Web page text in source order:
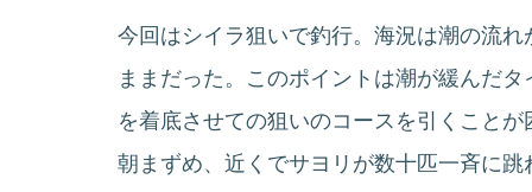
今回はシイラ狙いで釣行。海況は潮の流
ままだった。このポイントは潮が緩んだ
を着底させての狙いのコースを引くことが
朝まずめ、近くでサヨリが数十匹一斉に